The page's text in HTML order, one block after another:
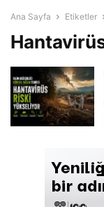
Ana Sayfa Etiketler